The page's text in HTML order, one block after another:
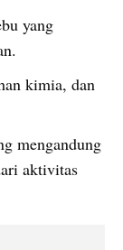
yang
kimia, dan
mengandung
aktivitas